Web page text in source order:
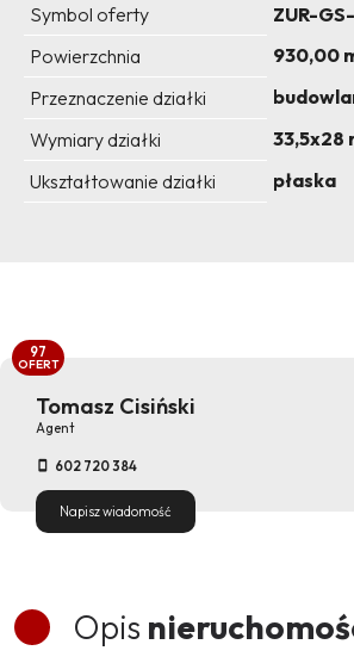
Symbol oferty
ZUR-
Powierzchnia
930,00
Przeznaczenie działki
Wymiary działki
33,5x28
Ukształtowanie działki
płaska
Tomasz Cisiński
Agent
602 720 384
Napisz wiadomość
97
OFERT
Opis